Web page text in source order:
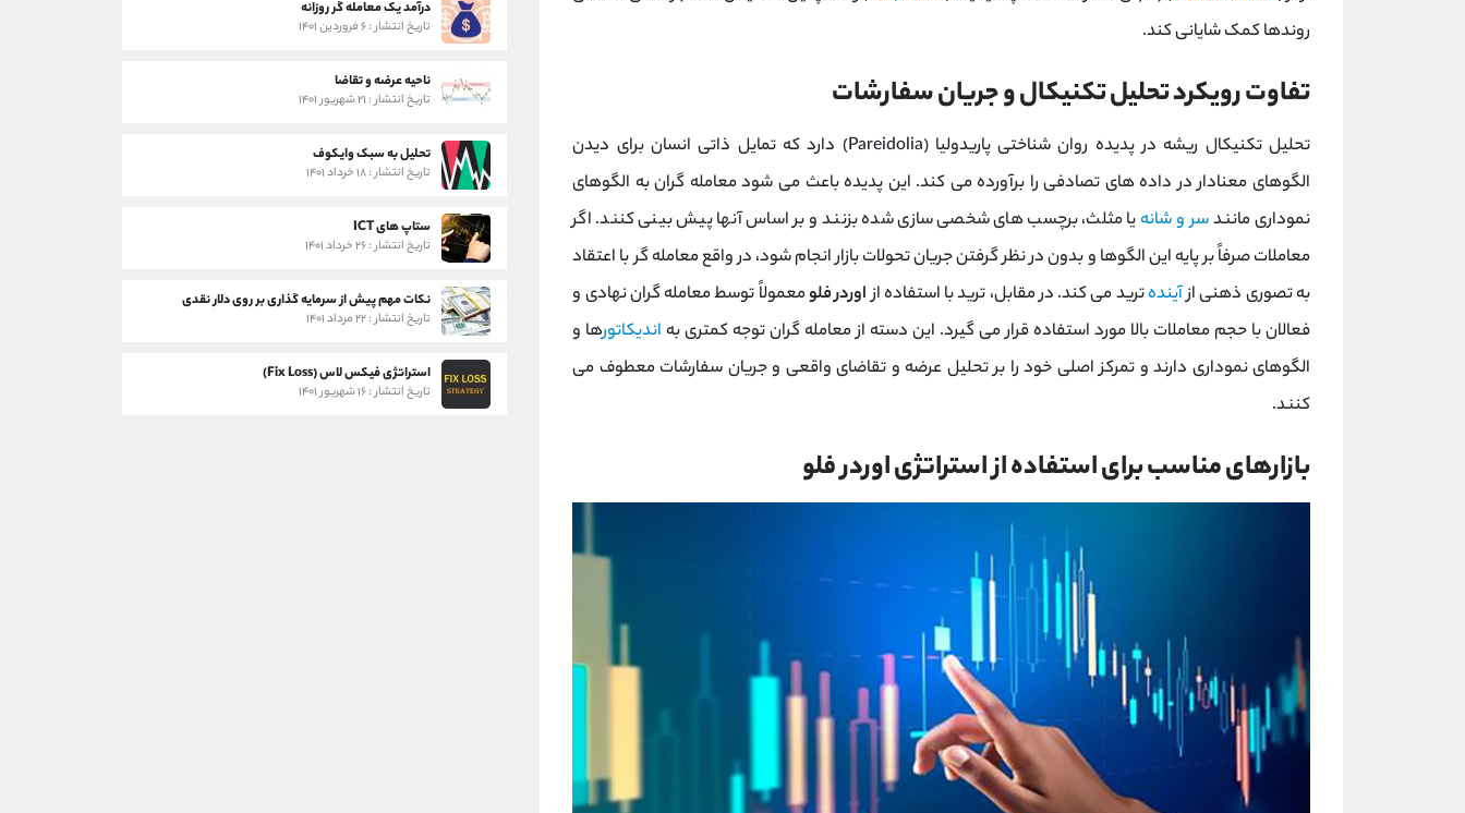
روندها کمک شایانی کند.
تفاوت رویکرد تحلیل تکنیکال و جریان سفارشات
تحلیل تکنیکال ریشه در پدیده روان ‌شناختی پاریدولیا (Pareidolia) دارد که تمایل ذاتی انسان برای دیدن
الگوهای معنادار در داده ‌های تصادفی را برآورده می ‌کند. این پدیده باعث می‌ شود معامله‌ گران به الگوهای
نموداری مانندسر و شانه یا مثلث، برچسب‌ های شخصی ‌سازی‌ شده بزنند و بر اساس آنها پیش ‌بینی کنند. اگر
معاملات صرفاً بر پایه این الگوها و بدون در نظر گرفتن جریان تحولات بازار انجام شود، در واقع معامله‌ گر با اعتقاد
به تصوری ذهنی ازآیندهترید می ‌کند. در مقابل، ترید با استفاده ازاوردر فلومعمولاً توسط معامله‌ گران نهادی و
فعالان با حجم معاملات بالا مورد استفاده قرار می گیرد. این دسته از معامله ‌گران توجه کمتری به اندیکاتورها و
الگوهای نموداری دارند و تمرکز اصلی خود را بر تحلیل عرضه و تقاضای واقعی و جریان سفارشات معطوف می‌
کنند.
بازارهای مناسب برای استفاده از استراتژی اوردر فلو
درآمد یک معامله گر روزانه
تاریخ انتشار : ۶ فروردین ۱۴۰۱
ناحیه عرضه و تقاضا
تاریخ انتشار : ۲۱ شهریور ۱۴۰۱
تحلیل به سبک وایکوف
تاریخ انتشار : ۱۸ خرداد ۱۴۰۱
ستاپ های ICT
تاریخ انتشار : ۲۶ خرداد ۱۴۰۱
نکات مهم پیش از سرمایه گذاری بر روی دلار نقدی
تاریخ انتشار : ۲۲ مرداد ۱۴۰۱
استراتژی فیکس لاس (Fix Loss)
تاریخ انتشار : ۱۶ شهریور ۱۴۰۱